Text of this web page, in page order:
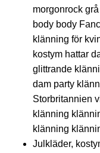
morgonrock
body body
klänning för
kostym hattar
glittrande
dam party
Storbritannien
klänning
klänning
Julkläder,